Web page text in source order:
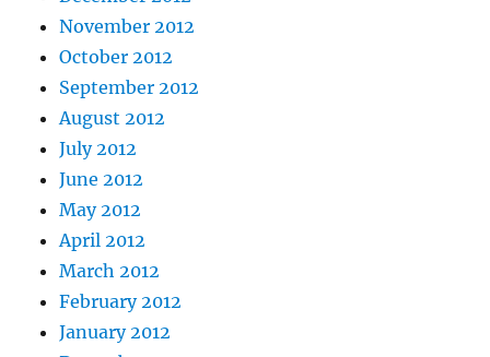
November 2012
October 2012
September 2012
August 2012
July 2012
June 2012
May 2012
April 2012
March 2012
February 2012
January 2012